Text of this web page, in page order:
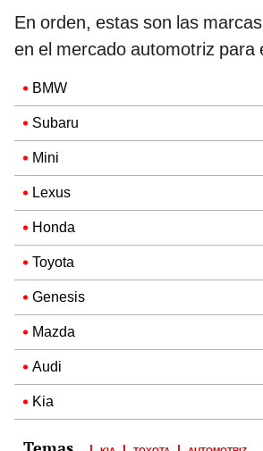
En orden, estas son las
en el mercado automotriz para
BMW
Subaru
Mini
Lexus
Honda
Toyota
Genesis
Mazda
Audi
Kia